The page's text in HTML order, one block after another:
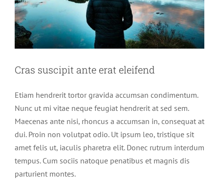
Cras suscipit ante erat eleifend
Etiam hendrerit tortor gravida accumsan condimentum.
Nunc ut mi vitae neque feugiat hendrerit at sed sem.
Maecenas ante nisi, rhoncus a accumsan in, consequat at
dui. Proin non volutpat odio. Ut ipsum leo, tristique sit
amet felis ut, iaculis pharetra elit. Donec rutrum interdum
tempus. Cum sociis natoque penatibus et magnis dis
parturient montes.